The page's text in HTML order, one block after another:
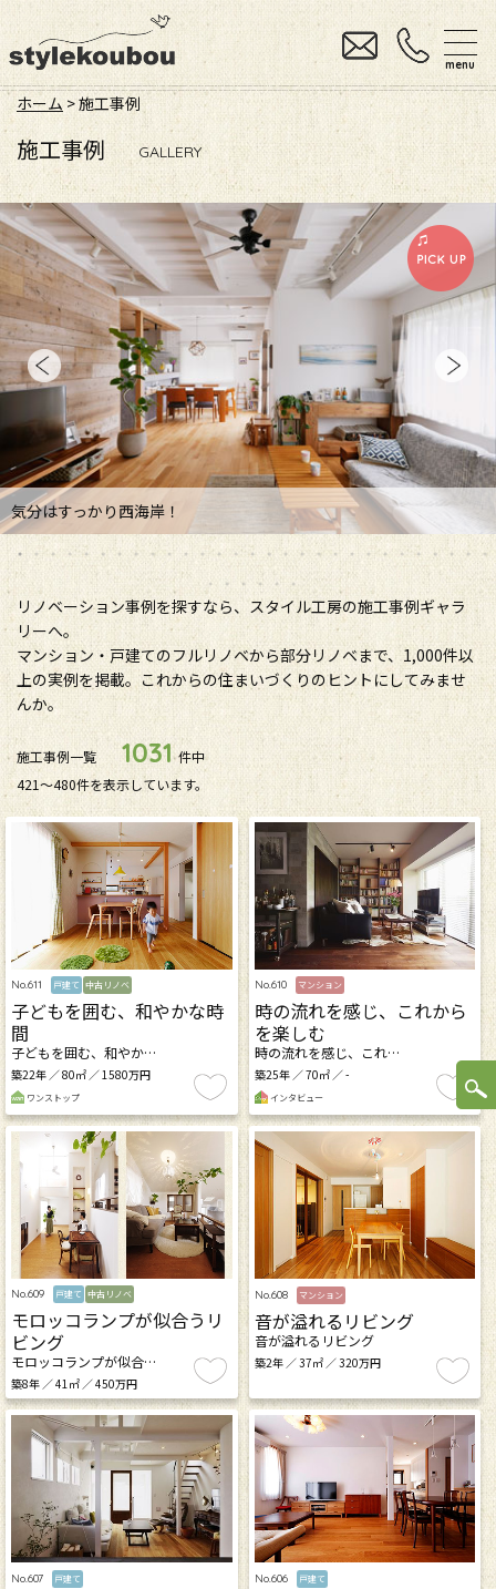
menu
ホーム >施工事例
施工事例 GALLERY
気分はすっかり西海岸！
リノベーション事例を探すなら、スタイル工房の施工事例ギャラ
リーへ。
マンション・戸建てのフルリノベから部分リノベまで、1,000件以
上の実例を掲載。これからの住まいづくりのヒントにしてみませ
んか。
施工事例一覧 1031 件中
421〜480件を表示しています。
No.611 戸建て 中古リノベ
子どもを囲む、和やかな時
間
子どもを囲む、和やか…
築22年 ／ 80㎡ ／ 1580万円
ワンストップ
No.610 マンション
時の流れを感じ、これから
を楽しむ
時の流れを感じ、これ…
築25年 ／ 70㎡ ／ -
インタビュー
No.609 戸建て 中古リノベ
モロッコランプが似合うリ
ビング
モロッコランプが似合…
築8年 ／ 41㎡ ／ 450万円
No.608 マンション
音が溢れるリビング
音が溢れるリビング
築2年 ／ 37㎡ ／ 320万円
No.607 戸建て No.606 戸建て